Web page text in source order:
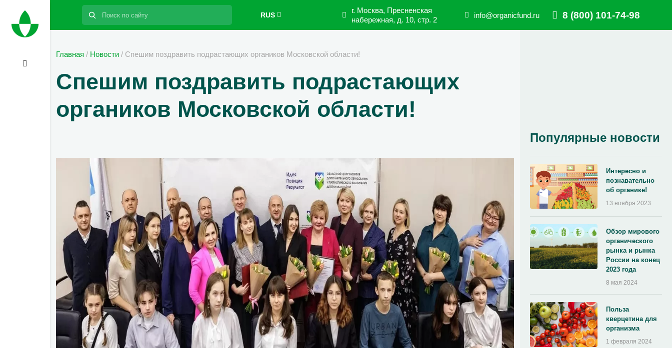
Поиск:
RUS
г. Москва, Пресненская
набережная, д. 10, стр. 2
info@organicfund.ru 8 (800) 101-74-98
Главная / Новости / Спешим поздравить подрастающих органиков Московской области!
Спешим поздравить подрастающих
органиков Московской области!
Популярные новости
Интересно и
познавательно
об органике!
13 ноября 2023
Обзор мирового
органического
рынка и рынка
России на конец
2023 года
8 мая 2024
Польза
кверцетина для
организма
1 февраля 2024